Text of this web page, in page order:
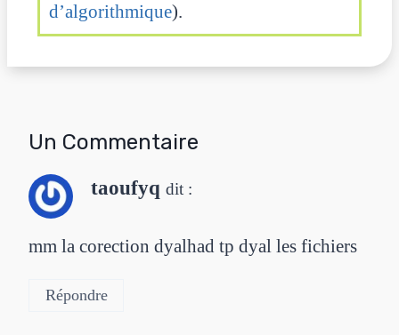
d’algorithmique).
Un Commentaire
taoufyq dit :
mm la corection dyalhad tp dyal les fichiers
Répondre